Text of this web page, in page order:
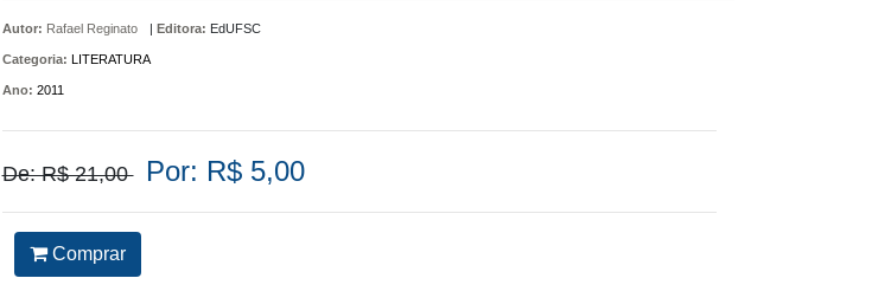
Autor: Rafael Reginato | Editora: EdUFSC
Categoria: LITERATURA
Ano: 2011
De: R$ 21,00 Por: R$ 5,00
Comprar